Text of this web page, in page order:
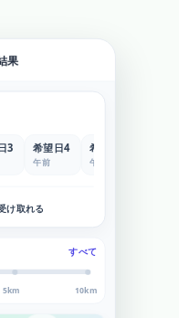
果
3 希望日4
午前
希望日5
午後
け取れる
すべて
5km 10km